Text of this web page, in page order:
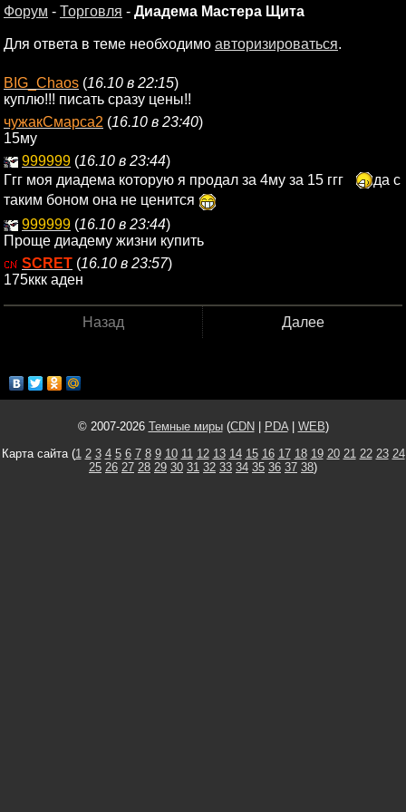
Форум - Торговля - Диадема Мастера Щита
Для ответа в теме необходимо авторизироваться.
BIG_Chaos (16.10 в 22:15)
куплю!!! писать сразу цены!!
чужакСмарса2 (16.10 в 23:40)
15му
999999 (16.10 в 23:44)
Ггг моя диадема которую я продал за 4му за 15 ггг
да с
таким боном она не ценится
999999 (16.10 в 23:44)
Проще диадему жизни купить
SCRET (16.10 в 23:57)
175ккк аден
Назад Далее
© 2007-2026 Темные миры(CDN PDA| WEB)
Карта сайта (1 2 3 4 5 6 7 8 9 10 11 12 13 14 15 16 17 18 19 20 21 22 23 24
25 26 27 28 29 30 31 32 33 34 35 36 37 38)